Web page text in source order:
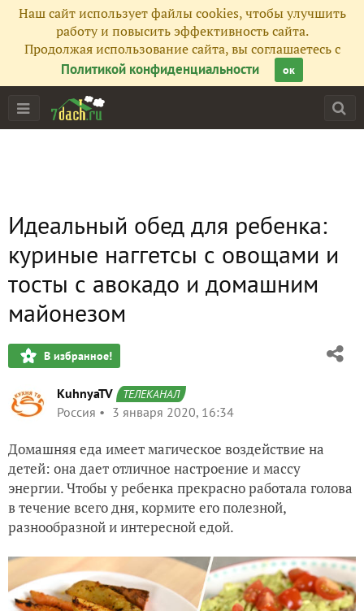
Наш сайт использует файлы cookies, чтобы улучшить
работу и повысить эффективность сайта.
Продолжая использование сайта, вы соглашаетесь с
Политикой конфиденциальности
ок
Идеальный обед для ребенка:
куриные наггетсы с овощами и
тосты с авокадо и домашним
майонезом
В избранное!
KuhnyaTV ТЕЛЕКАНАЛ
Россия 3 января 2020, 16:34
Домашняя еда имеет магическое воздействие на
детей: она дает отличное настроение и массу
энергии. Чтобы у ребенка прекрасно работала голова
в течение всего дня, кормите его полезной,
разнообразной и интересной едой.